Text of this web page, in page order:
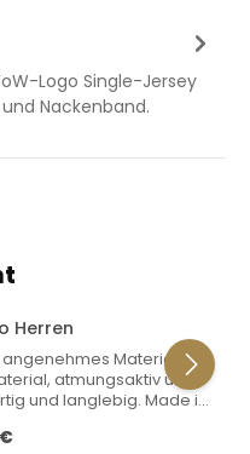
Logo Single-Jersey
Nackenband.
Herren
Material
atmungsaktiv und
und langlebig. Made in
Sprecht uns an per Mail
цена: